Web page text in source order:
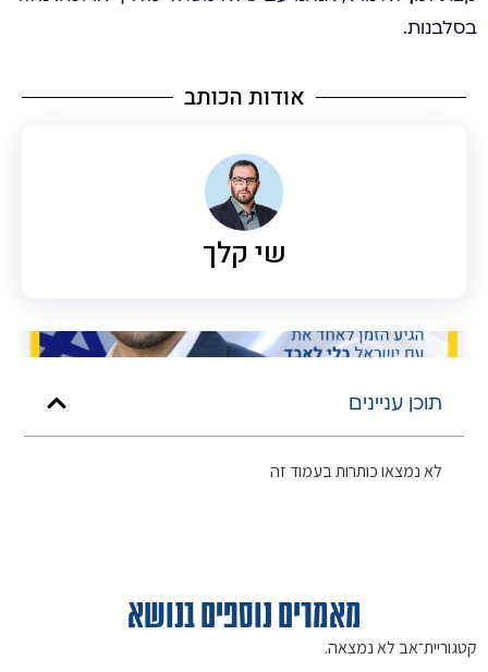
בסלבנות.
אודות הכותב
שי קלך
תוכן עניינים
לא נמצאו כותרות בעמוד זה
מאמרים נוספים בנושא
קטגוריית־אב לא נמצאה.